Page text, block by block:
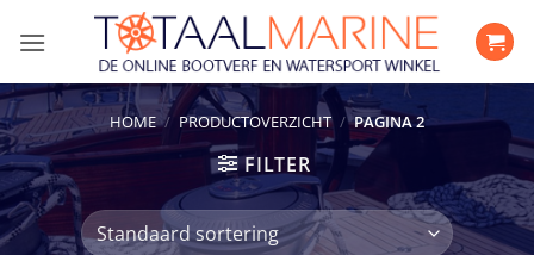
naar
HOME / PRODUCTOVERZICHT / PAGINA 2
FILTER